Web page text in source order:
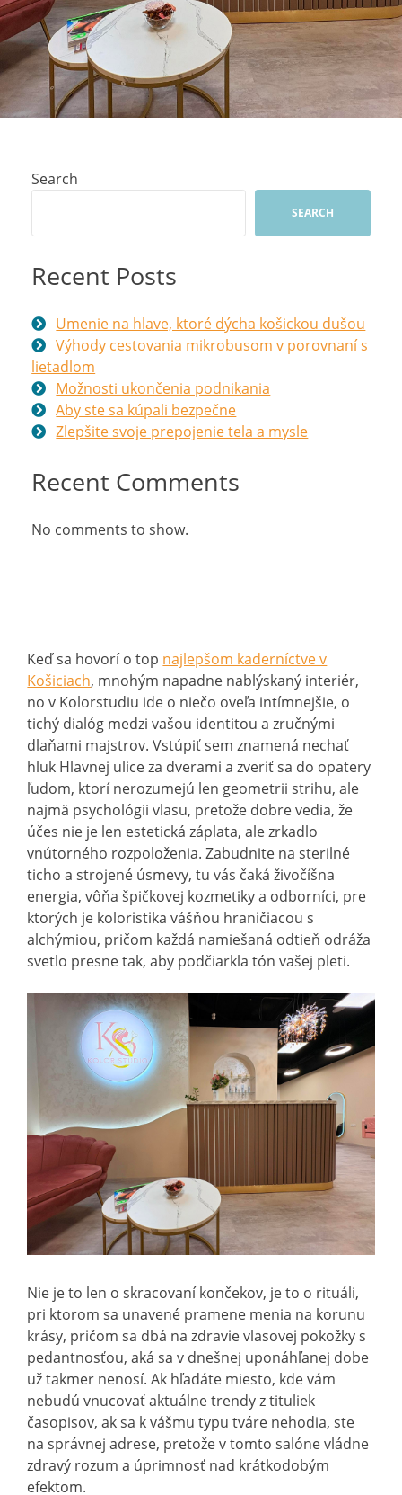
Keď sa hovorí o top najlepšom kaderníctve v
Košiciach, mnohým napadne nablýskaný interiér,
no v Kolorstudiu ide o niečo oveľa intímnejšie, o
tichý dialóg medzi vašou identitou a zručnými
dlaňami majstrov. Vstúpiť sem znamená nechať
hluk Hlavnej ulice za dverami a zveriť sa do opatery
ľudom, ktorí nerozumejú len geometrii strihu, ale
najmä psychológii vlasu, pretože dobre vedia, že
účes nie je len estetická záplata, ale zrkadlo
vnútorného rozpoloženia. Zabudnite na sterilné
ticho a strojené úsmevy, tu vás čaká živočíšna
energia, vôňa špičkovej kozmetiky a odborníci, pre
ktorých je koloristika vášňou hraničiacou s
alchýmiou, pričom každá namiešaná odtieň odráža
svetlo presne tak, aby podčiarkla tón vašej pleti.
Nie je to len o skracovaní končekov, je to o rituáli,
pri ktorom sa unavené pramene menia na korunu
krásy, pričom sa dbá na zdravie vlasovej pokožky s
pedantnosťou, aká sa v dnešnej uponáhľanej dobe
už takmer nenosí. Ak hľadáte miesto, kde vám
nebudú vnucovať aktuálne trendy z tituliek
časopisov, ak sa k vášmu typu tváre nehodia, ste
na správnej adrese, pretože v tomto salóne vládne
zdravý rozum a úprimnosť nad krátkodobým
efektom.
Search
SEARCH
Recent Posts
Umenie na hlave, ktoré dýcha košickou dušou
Výhody cestovania mikrobusom v porovnaní s
lietadlom
Možnosti ukončenia podnikania
Aby ste sa kúpali bezpečne
Zlepšite svoje prepojenie tela a mysle
Recent Comments
No comments to show.